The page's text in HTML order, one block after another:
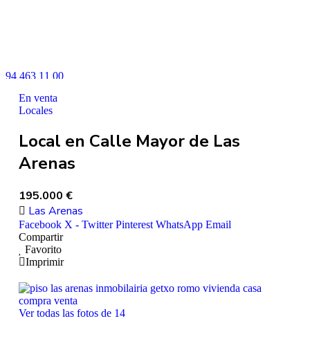
94 463 11 00
En venta
Locales
Local en Calle Mayor de Las
Arenas
195.000 €
Las Arenas
Facebook X - Twitter Pinterest WhatsApp Email
Compartir
Favorito
Imprimir
Ver todas las fotos de 14